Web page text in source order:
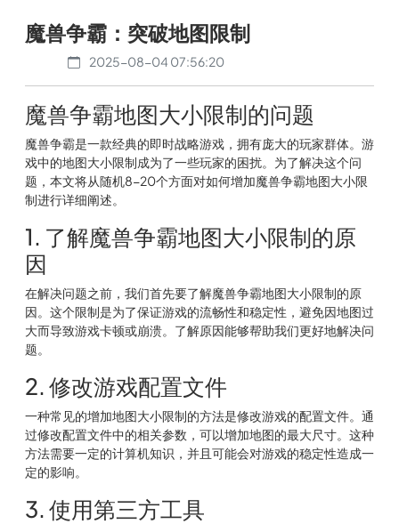
魔兽争霸：突破地图限制
2025-08-04 07:56:20
魔兽争霸地图大小限制的问题
魔兽争霸是一款经典的即时战略游戏，拥有庞大的玩家群体。游
戏中的地图大小限制成为了一些玩家的困扰。为了解决这个问
题，本文将从随机8-20个方面对如何增加魔兽争霸地图大小限
制进行详细阐述。
1. 了解魔兽争霸地图大小限制的原
因
在解决问题之前，我们首先要了解魔兽争霸地图大小限制的原
因。这个限制是为了保证游戏的流畅性和稳定性，避免因地图过
大而导致游戏卡顿或崩溃。了解原因能够帮助我们更好地解决问
题。
2. 修改游戏配置文件
一种常见的增加地图大小限制的方法是修改游戏的配置文件。通
过修改配置文件中的相关参数，可以增加地图的最大尺寸。这种
方法需要一定的计算机知识，并且可能会对游戏的稳定性造成一
定的影响。
3. 使用第三方工具